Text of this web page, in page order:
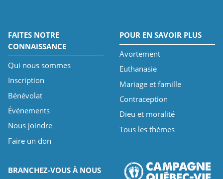
FAITES NOTRE
CONNAISSANCE
Qui nous sommes
Inscription
Bénévolat
Événements
Nous joindre
Faire un don
POUR EN SAVOIR PLUS
Avortement
Euthanasie
Mariage et famille
Contraception
Dieu et moralité
Tous les thèmes
BRANCHEZ-VOUS À NOUS